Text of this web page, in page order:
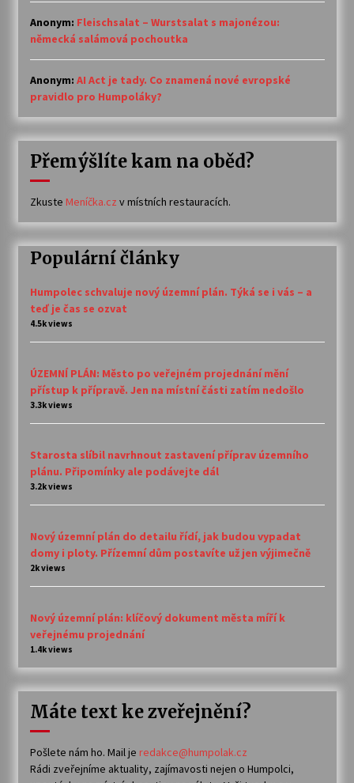
Anonym: Fleischsalat – Wurstsalat s majonézou:
německá salámová pochoutka
Anonym: AI Act je tady. Co znamená nové evropské
pravidlo pro Humpoláky?
Přemýšlíte kam na oběd?
Zkuste Meníčka.cz v místních restauracích.
Populární články
Humpolec schvaluje nový územní plán. Týká se i vás – a
teď je čas se ozvat
4.5k views
ÚZEMNÍ PLÁN: Město po veřejném projednání mění
přístup k přípravě. Jen na místní části zatím nedošlo
3.3k views
Starosta slíbil navrhnout zastavení příprav územního
plánu. Připomínky ale podávejte dál
3.2k views
Nový územní plán do detailu řídí, jak budou vypadat
domy i ploty. Přízemní dům postavíte už jen výjimečně
2k views
Nový územní plán: klíčový dokument města míří k
veřejnému projednání
1.4k views
Máte text ke zveřejnění?
Pošlete nám ho. Mail je redakce@humpolak.cz
Rádi zveřejníme aktuality, zajímavosti nejen o Humpolci,